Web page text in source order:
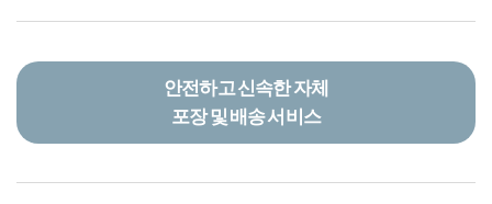
안전하고 신속한 자체
포장 및 배송 서비스